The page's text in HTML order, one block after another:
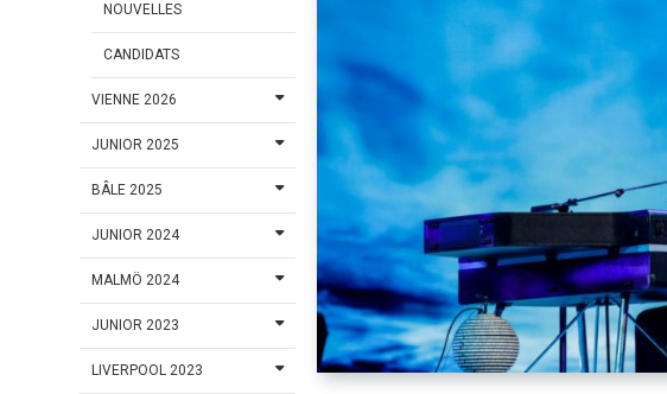
NOUVELLES
CANDIDATS
VIENNE 2026
JUNIOR 2025
BÂLE 2025
JUNIOR 2024
MALMÖ 2024
JUNIOR 2023
LIVERPOOL 2023